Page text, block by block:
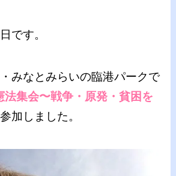
です。
みなとみらいの臨港パークで
法集会〜戦争・原発・貧困を
加しました。